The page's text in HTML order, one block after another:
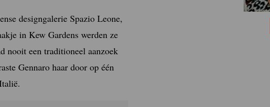
designgalerie Spazio Leone,
in Kew Gardens werden ze
nooit een traditioneel aanzoek
Gennaro haar door op één